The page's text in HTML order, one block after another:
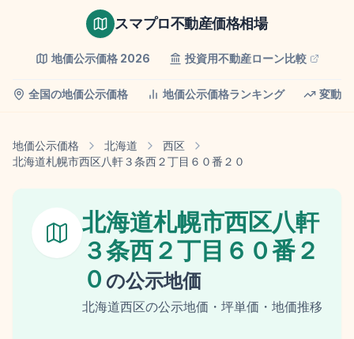
スマプロ不動産価格相場
地価公示価格 2026 投資用不動産ローン比較
全国の地価公示価格 地価公示価格ランキング 変動
地価公示価格 北海道
西区
北海道札幌市西区八軒３条西２丁目６０番２０
北海道札幌市西区八軒
３条西２丁目６０番２
０ の公示地価
北海道西区の公示地価 ・坪単価・地価推移